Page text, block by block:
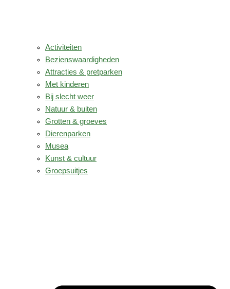
Activiteiten
Bezienswaardigheden
Attracties & pretparken
Met kinderen
Bij slecht weer
Natuur & buiten
Grotten & groeves
Dierenparken
Musea
Kunst & cultuur
Groepsuitjes